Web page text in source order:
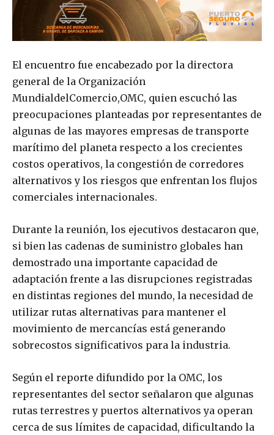
El encuentro fue encabezado por la directora
general de la Organización
MundialdelComercio,OMC, quien escuchó las
preocupaciones planteadas por representantes de
algunas de las mayores empresas de transporte
marítimo del planeta respecto a los crecientes
costos operativos, la congestión de corredores
alternativos y los riesgos que enfrentan los flujos
comerciales internacionales.
Durante la reunión, los ejecutivos destacaron que,
si bien las cadenas de suministro globales han
demostrado una importante capacidad de
adaptación frente a las disrupciones registradas
en distintas regiones del mundo, la necesidad de
utilizar rutas alternativas para mantener el
movimiento de mercancías está generando
sobrecostos significativos para la industria.
Según el reporte difundido por la OMC, los
representantes del sector señalaron que algunas
rutas terrestres y puertos alternativos ya operan
cerca de sus límites de capacidad, dificultando la